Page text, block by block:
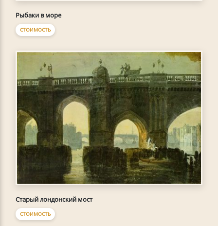
Рыбаки в море
СТОИМОСТЬ
Старый лондонский мост
СТОИМОСТЬ